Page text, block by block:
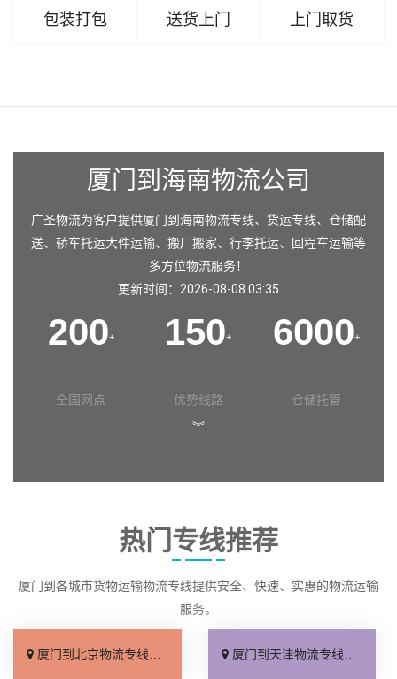
包装打包 送货上门 上门取货
厦门到海南物流公司
广圣物流为客户提供厦门到海南物流专线、货运专线、仓储配
送、轿车托运大件运输、搬厂搬家、行李托运、回程车运输等
多方位物流服务！
更新时间：2026-08-08 03:35
200+
全国网点
150+
优势线路
6000+
仓储托管
︾
热门专线推荐
厦门到各城市货物运输物流专线提供安全、快速、实惠的物流运输
服务。
厦门到北京物流专线_直达不中转「送货到门」 厦门到天津物流专线_运保时效「高效快运」